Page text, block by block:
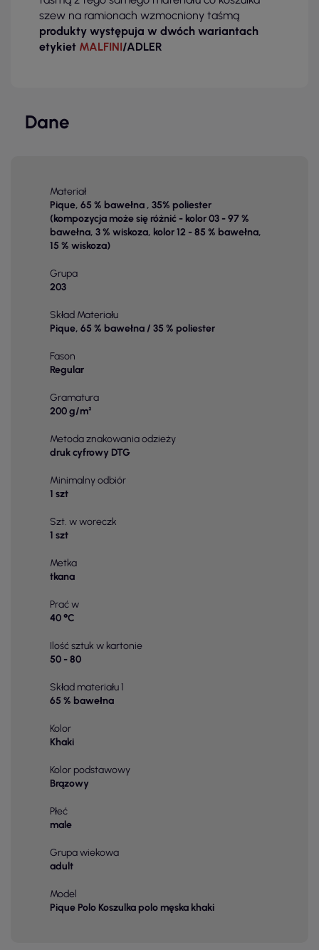
szew na ramionach wzmocniony taśmą
produkty występuja w dwóch wariantach
etykiet MALFINI/ADLER
Dane
Materiał
Pique, 65 % bawełna , 35% poliester
(kompozycja może się różnić - kolor 03 - 97 %
bawełna, 3 % wiskoza, kolor 12 - 85 % bawełna,
15 % wiskoza)
Grupa
203
Skład Materiału
Pique, 65 % bawełna / 35 % poliester
Fason
Regular
Gramatura
200 g/m²
Metoda znakowania odzieży
druk cyfrowy DTG
Minimalny odbiór
1 szt
Szt. w woreczk
1 szt
Metka
tkana
Prać w
40 °C
Ilość sztuk w kartonie
50 - 80
Skład materiału 1
65 % bawełna
Kolor
Khaki
Kolor podstawowy
Brązowy
Płeć
male
Grupa wiekowa
adult
Model
Pique Polo Koszulka polo męska khaki